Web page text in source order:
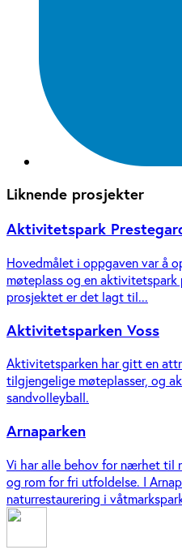
Liknende prosjekter
Aktivitetspark
Hovedmålet i oppgaven var å
møteplass og en aktivitetspark
prosjektet er det lagt til...
Aktivitetsparken Voss
Aktivitetsparken har gitt en
tilgjengelige møteplasser, og
sandvolleyball.
Arnaparken
Vi har alle behov for nærhet til
og rom for fri utfoldelse. I
naturrestaurering i